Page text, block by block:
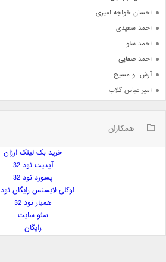
احسان خواجه امیری
احمد سعیدی
احمد سلو
احمد صفایی
آرش  و مسیح
امیر عباس گلاب
امیر علی
همکاران
خرید بک لینک ارزان
آپدیت نود 32
پسورد نود 32
اوکلی لایسنس رایگان نود 32
همیار نود 32
سئو سایت
رایگان